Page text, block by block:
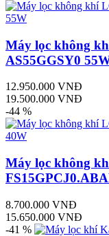
Máy lọc không
AS55GGSY0
12.950.000 VNĐ
19.500.000 VNĐ
-44 %
Máy lọc không
8.700.000 VNĐ
15.650.000 VNĐ
-41 %